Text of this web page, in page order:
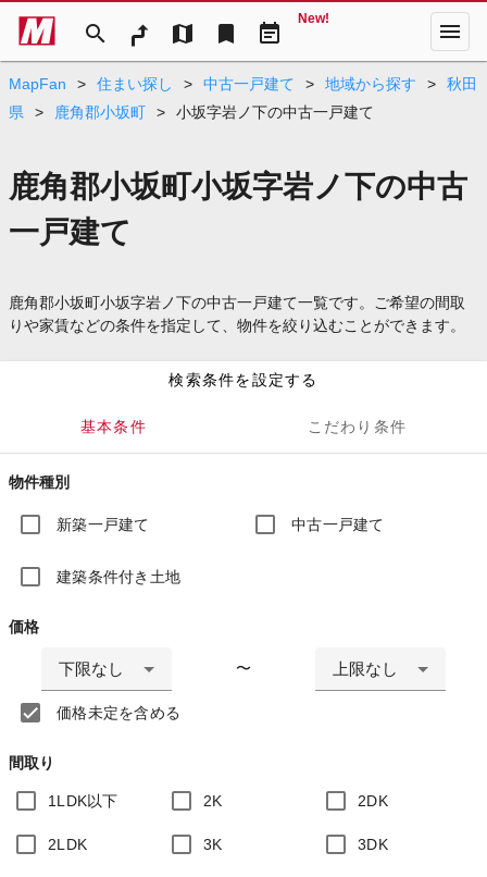
search map bookmark event_note
New! menu
MapFan > 住まい探し > 中古一戸建て > 地域から探す >
秋田
県
> 鹿角郡小坂町 > 小坂字岩ノ下の中古一戸建て
鹿角郡小坂町小坂字岩ノ下の中古
一戸建て
鹿角郡小坂町小坂字岩ノ下の中古一戸建て一覧です。ご希望の間取
りや家賃などの条件を指定して、物件を絞り込むことができます。
検索条件を設定する
基本条件 こだわり条件
物件種別
新築一戸建て 中古一戸建て
建築条件付き土地
価格
下限なし 〜 上限なし
価格未定を含める
間取り
1LDK以下 2K 2DK
2LDK 3K 3DK